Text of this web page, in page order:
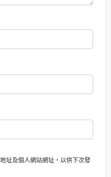
址及個人網站網址，以供下次發